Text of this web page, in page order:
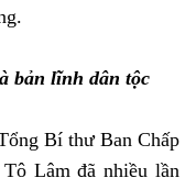
bản lĩnh dân tộc
Bí thư Ban Chấp
Lâm đã nhiều lần